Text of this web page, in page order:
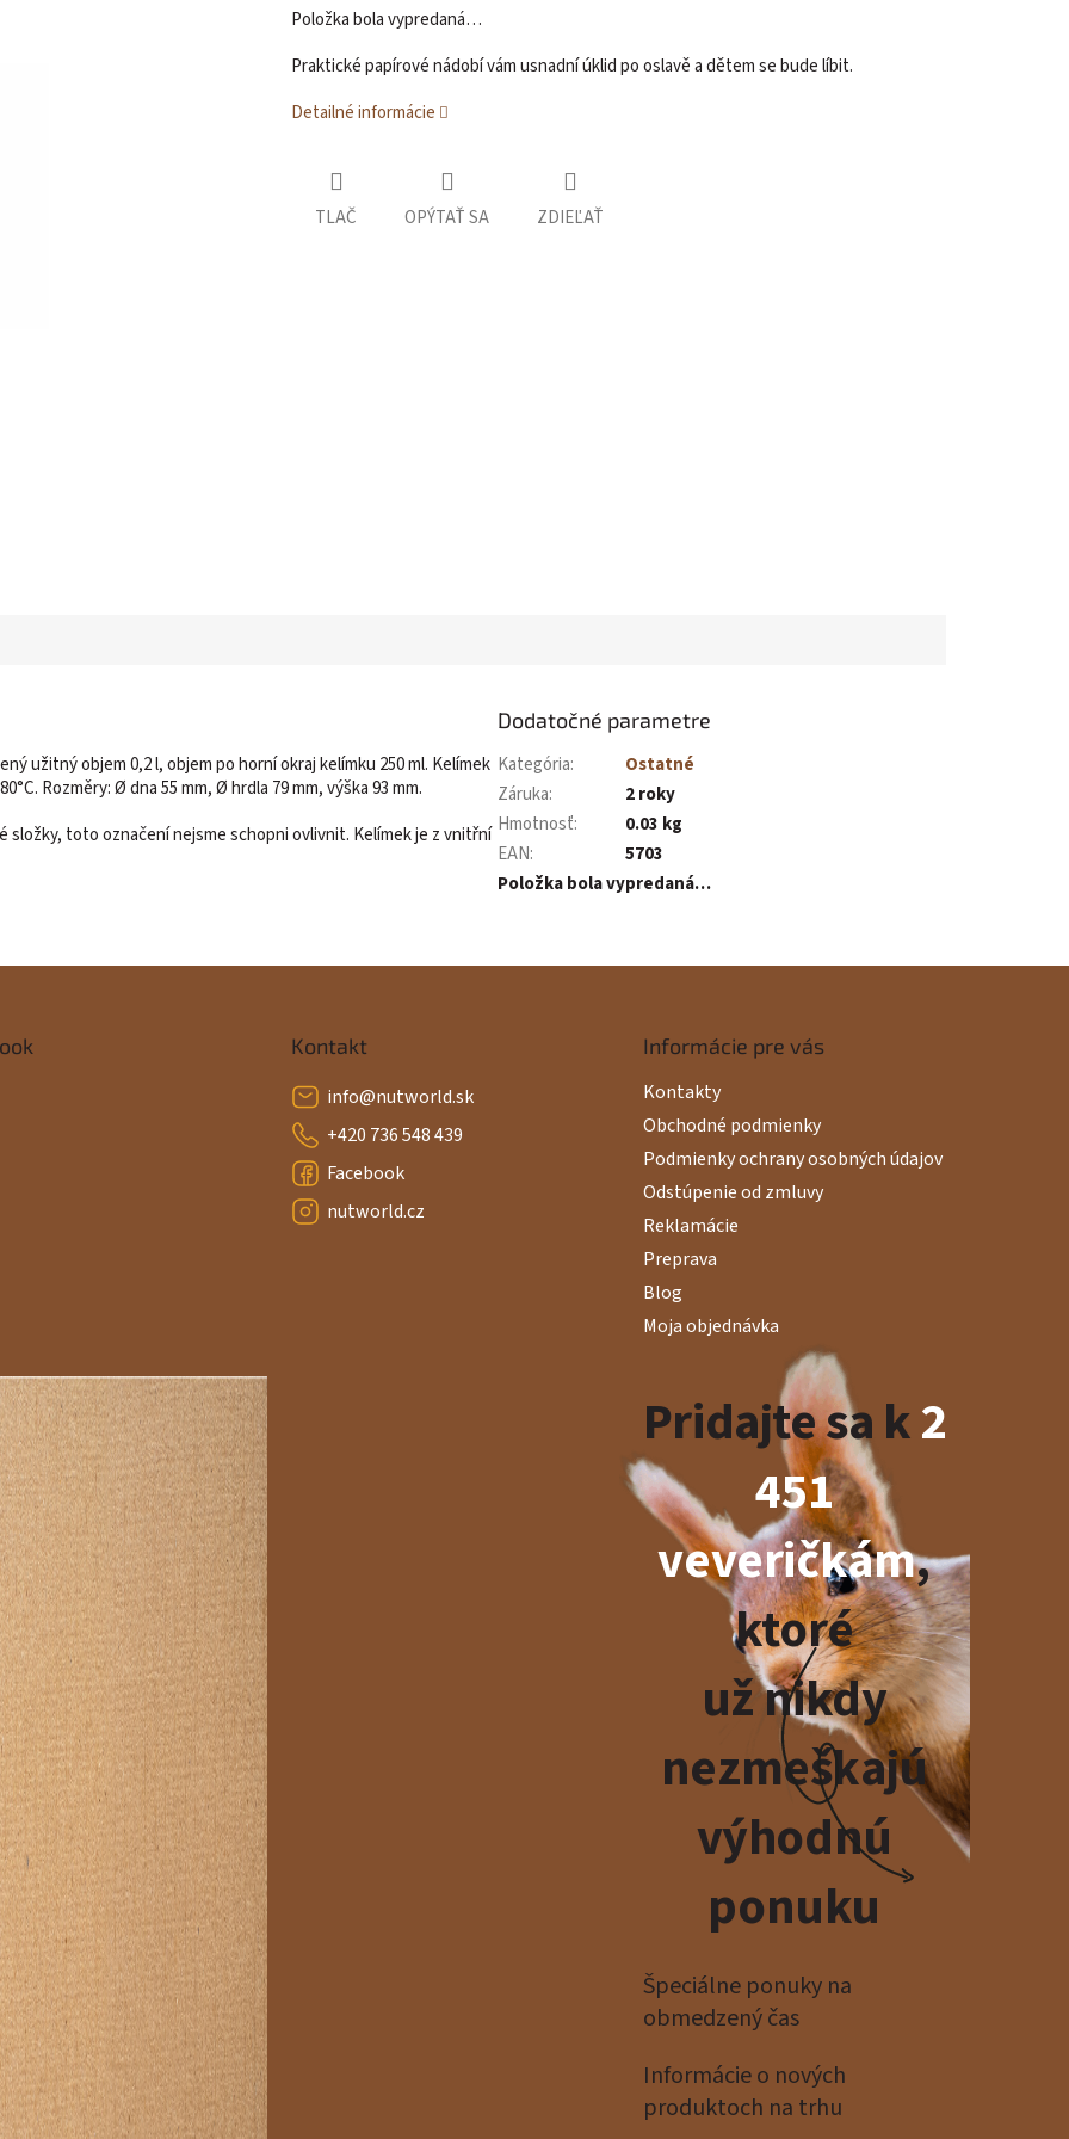
Položka bola vypredaná…
Praktické papírové nádobí vám usnadní úklid po oslavě a dětem se bude líbit.
Detailné informácie
TLAČ OPÝTAŤ SA ZDIEĽAŤ
užitný objem 0,2 l, objem po horní okraj kelímku 250 ml. Kelímek
Rozměry: Ø dna 55 mm, Ø hrdla 79 mm, výška 93 mm.
složky, toto označení nejsme schopni ovlivnit. Kelímek je z vnitřní
Dodatočné parametre
Kategória:
Ostatné
Záruka:
2 roky
Hmotnosť:
0.03 kg
EAN:
5703
Položka bola vypredaná…
Kontakt
info@nutworld.sk
+420 736 548 439
Facebook
nutworld.cz
Informácie pre vás
Kontakty
Obchodné podmienky
Podmienky ochrany osobných údajov
Odstúpenie od zmluvy
Reklamácie
Preprava
Blog
Moja objednávka
Pridajte sa k2
451
veveričkám,
ktoré
už nikdy
nezmeškajú
výhodnú
ponuku
Špeciálne ponuky na
obmedzený čas
Informácie o nových
produktoch na trhu